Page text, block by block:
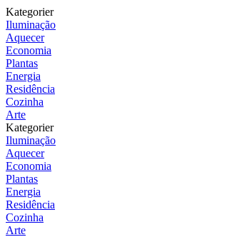
Kategorier
Iluminação
Aquecer
Economia
Plantas
Energia
Residência
Cozinha
Arte
Kategorier
Iluminação
Aquecer
Economia
Plantas
Energia
Residência
Cozinha
Arte